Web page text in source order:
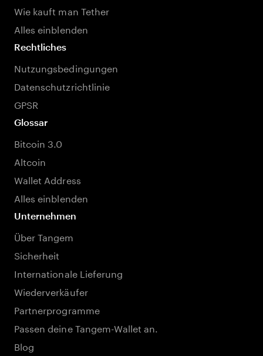
Wie kauft man Tether
Alles einblenden
Rechtliches
Nutzungsbedingungen
Datenschutzrichtlinie
GPSR
Glossar
Bitcoin 3.0
Altcoin
Wallet Address
Alles einblenden
Unternehmen
Über Tangem
Sicherheit
Internationale Lieferung
Wiederverkäufer
Partnerprogramme
Passen deine Tangem-Wallet an.
Blog